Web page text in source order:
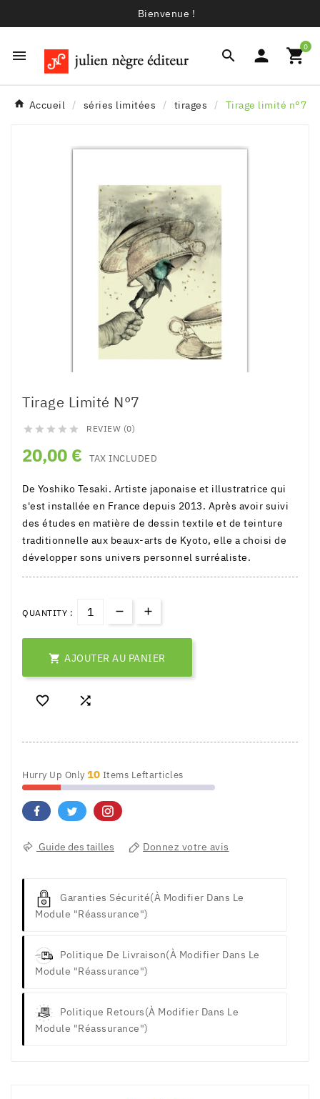
Bienvenue !
   0
Accueil séries limitées tirages Tirage limité n°7
Tirage Limité N°7
     REVIEW (0)
20,00 € TAX INCLUDED
De Yoshiko Tesaki. Artiste japonaise et illustratrice qui
s'est installée en France depuis 2013. Après avoir suivi
des études en matière de dessin textile et de teinture
traditionnelle aux beaux-arts de Kyoto, elle a choisi de
développer sons univers personnel surréaliste.
QUANTITY :
 AJOUTER AU PANIER
 
Hurry Up Only 10 Items Leftarticles
Guide des tailles Donnez votre avis
Garanties Sécurité(à Modifier Dans Le
Module "Réassurance")
Politique De Livraison(à Modifier Dans Le
Module "Réassurance")
Politique Retours(à Modifier Dans Le
Module "Réassurance")